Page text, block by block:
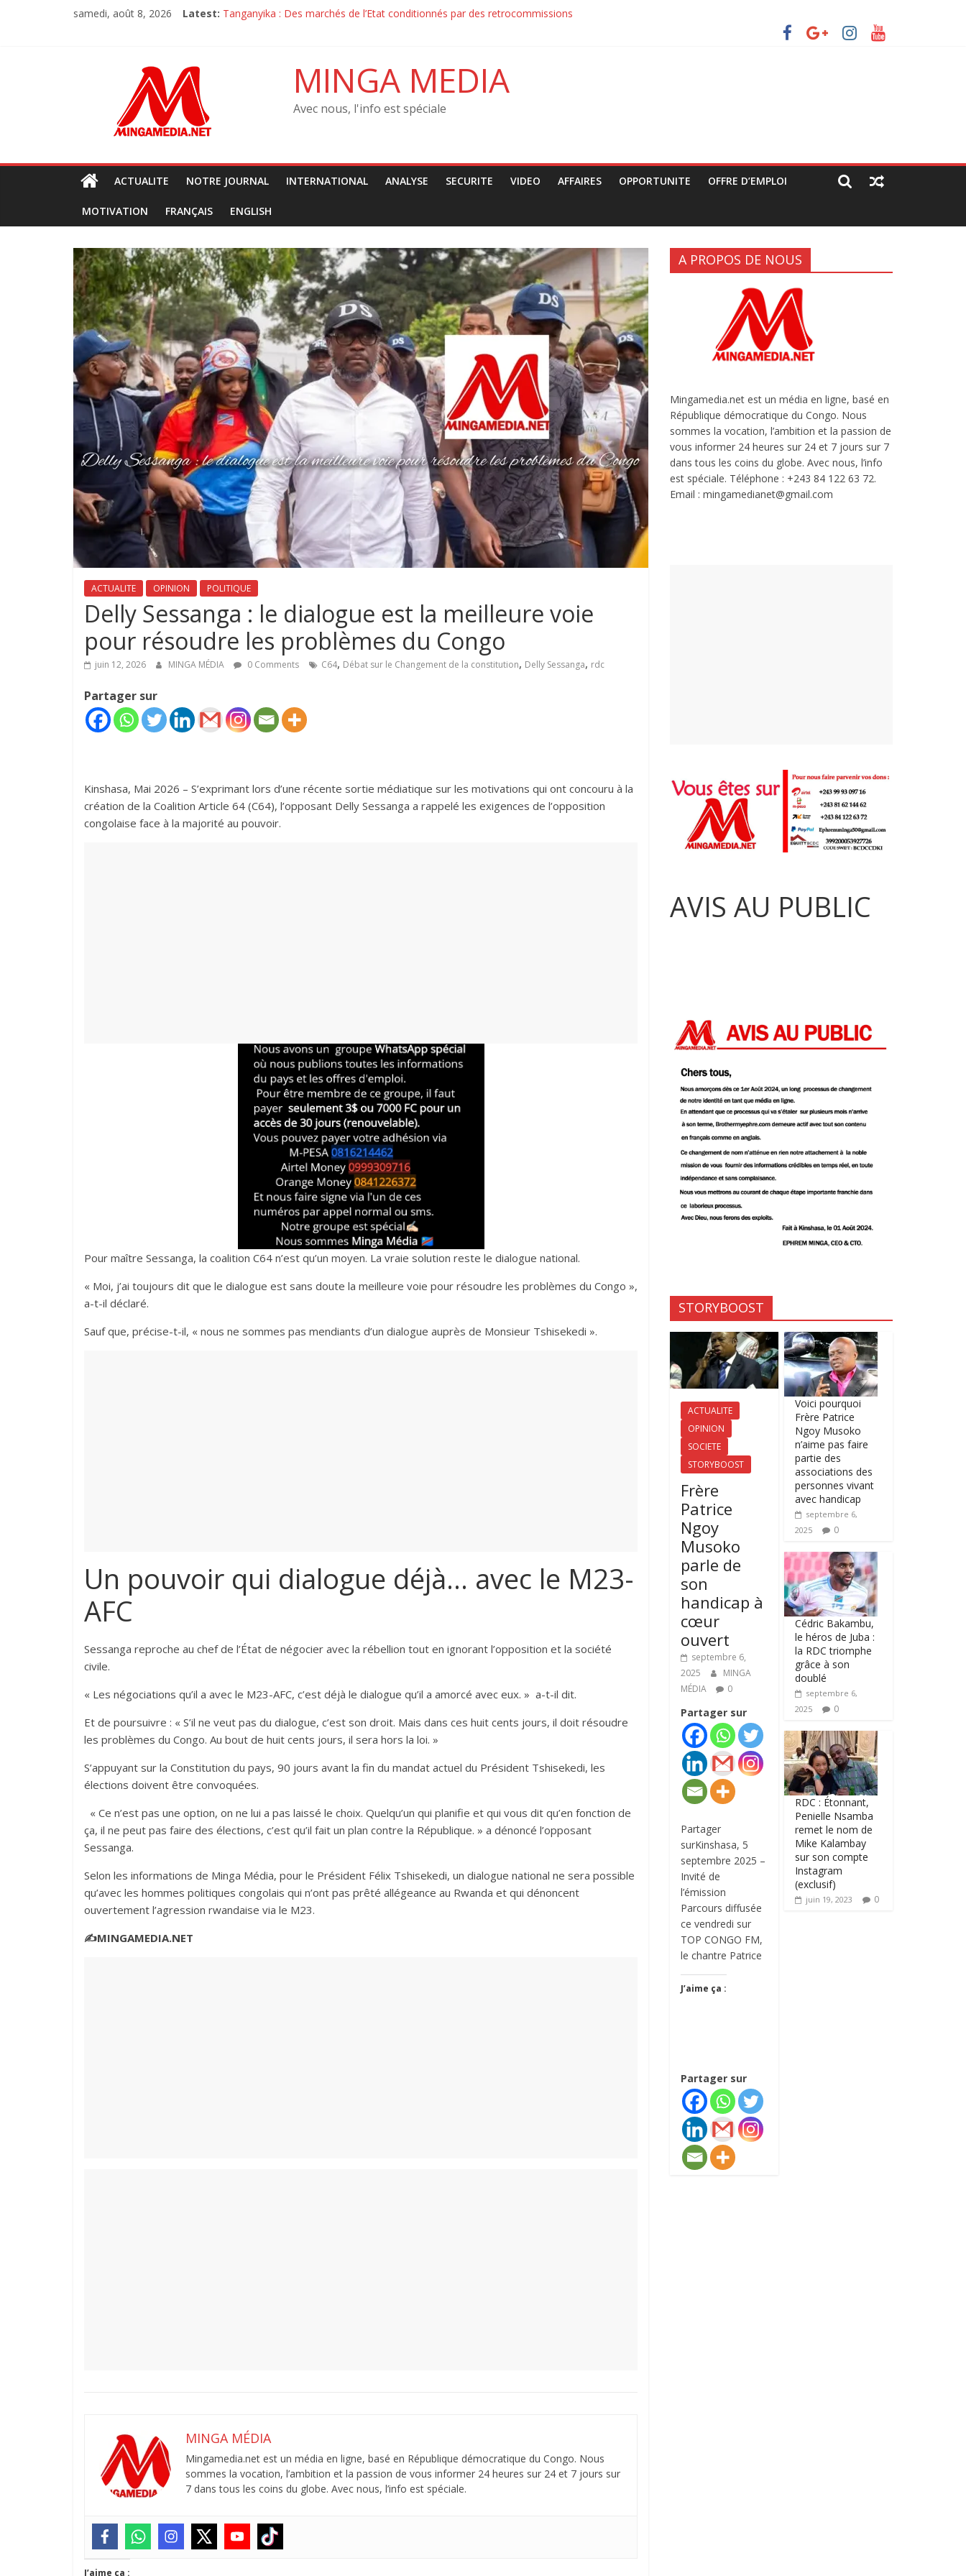
samedi, août 8, 2026 Latest: Débat sur la constitution–‎ Le MRJCO de John Mbaya tacle la CENCO : « Une ingérence politique déguisée »
Sit-in de l’opposition : la Force du Progrès et la Police ont échangé des jets de pierre avec les manifestants de C64 (rapport JPC/CENCO)
M23 à Goma : Le MRJCO condamne les arrestations arbitraires des jeunes
MINGA MEDIA
Avec nous, l'info est spéciale
ACTUALITE NOTRE JOURNAL INTERNATIONAL ANALYSE SECURITE VIDEO AFFAIRES OPPORTUNITE OFFRE D’EMPLOI
MOTIVATION FRANÇAIS ENGLISH
ACTUALITE OPINION POLITIQUE
‎Delly Sessanga : le dialogue est la meilleure voie
pour résoudre les problèmes du Congo
juin 12, 2026 MINGA MÉDIA 0 Comments C64, Débat sur le Changement de la constitution, Delly Sessanga, rdc
Partager sur
‎‎Kinshasa, Mai 2026 – S’exprimant lors d’une récente sortie médiatique sur les motivations qui ont concouru à la
création de la Coalition Article 64 (C64), l’opposant Delly Sessanga a rappelé les exigences de l’opposition
congolaise face à la majorité au pouvoir.‎
Pour maître Sessanga, la coalition C64 n’est qu’un moyen. La vraie solution reste le dialogue national.
‎« Moi, j’ai toujours dit que le dialogue est sans doute la meilleure voie pour résoudre les problèmes du Congo »,
a-t-il déclaré.
‎Sauf que, précise-t-il, « nous ne sommes pas mendiants d’un dialogue auprès de Monsieur Tshisekedi ».‎‎
Un pouvoir qui dialogue déjà… avec le M23-
AFC
‎Sessanga reproche au chef de l’État de négocier avec la rébellion tout en ignorant l’opposition et la société
civile. ‎
« Les négociations qu’il a avec le M23-AFC, c’est déjà le dialogue qu’il a amorcé avec eux. » a-t-il dit.‎
Et de poursuivre : ‎« S’il ne veut pas du dialogue, c’est son droit. Mais dans ces huit cents jours, il doit résoudre
les problèmes du Congo. Au bout de huit cents jours, il sera hors la loi. »
‎‎S’appuyant sur la Constitution du pays, 90 jours avant la fin du mandat actuel du Président Tshisekedi, les
élections doivent être convoquées.
‎« Ce n’est pas une option, on ne lui a pas laissé le choix. Quelqu’un qui planifie et qui vous dit qu’en fonction de
ça, il ne peut pas faire des élections, c’est qu’il fait un plan contre la République. » a dénoncé l’opposant
Sessanga.‎‎
Selon les informations de Minga Média, pour le Président Félix Tshisekedi, un dialogue national ne sera possible
qu’avec les hommes politiques congolais qui n’ont pas prêté allégeance au Rwanda et qui dénoncent
ouvertement l’agression rwandaise via le M23.
✍️MINGAMEDIA.NET
MINGA MÉDIA
Mingamedia.net est un média en ligne, basé en République démocratique du Congo. Nous
sommes la vocation, l’ambition et la passion de vous informer 24 heures sur 24 et 7 jours sur
7 dans tous les coins du globe. Avec nous, l’info est spéciale.
J’aime ça :
A PROPOS DE NOUS
Mingamedia.net est un média en ligne, basé en
République démocratique du Congo. Nous
sommes la vocation, l’ambition et la passion de
vous informer 24 heures sur 24 et 7 jours sur 7
dans tous les coins du globe. Avec nous, l’info
est spéciale. Téléphone : +243 84 122 63 72.
Email : mingamedianet@gmail.com
AVIS AU PUBLIC
STORYBOOST
ACTUALITE
OPINION
SOCIETE
STORYBOOST
Frère
Patrice
Ngoy
Musoko
parle de
son
handicap à
cœur
ouvert
septembre 6,
2025
MINGA
MÉDIA
0
Partager sur
Partager
surKinshasa, 5
septembre 2025 –
Invité de
l’émission
Parcours diffusée
ce vendredi sur
TOP CONGO FM,
le chantre Patrice
J’aime ça :
Partager sur
Voici pourquoi
Frère Patrice
Ngoy Musoko
n’aime pas faire
partie des
associations des
personnes vivant
avec handicap
septembre 6,
2025
0
Cédric Bakambu,
le héros de Juba :
la RDC triomphe
grâce à son
doublé
septembre 6,
2025
0
RDC : Étonnant,
Penielle Nsamba
remet le nom de
Mike Kalambay
sur son compte
Instagram
(exclusif)
juin 19, 2023 0